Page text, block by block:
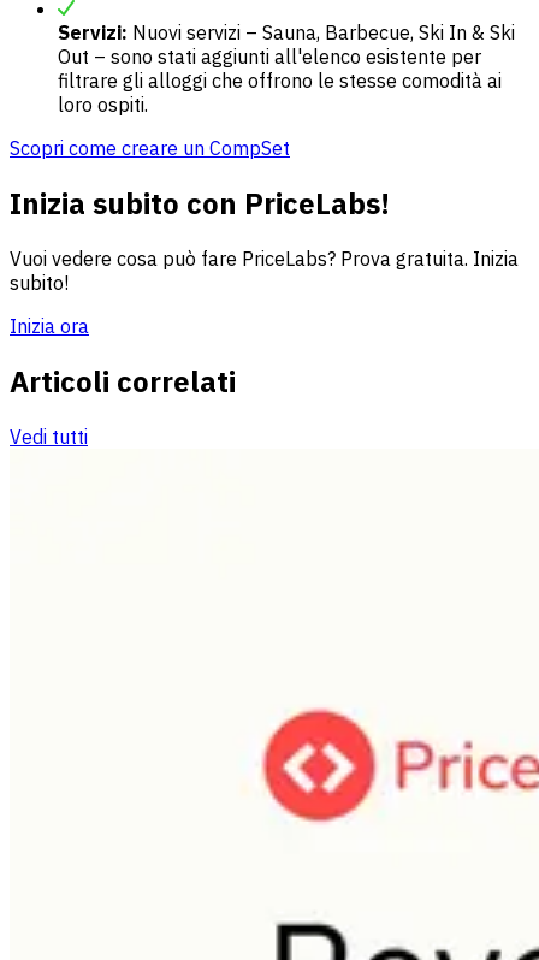
Servizi: Nuovi servizi – Sauna, Barbecue, Ski In & Ski
Out – sono stati aggiunti all'elenco esistente per
filtrare gli alloggi che offrono le stesse comodità ai
loro ospiti.
Scopri come creare un CompSet
Inizia subito con PriceLabs!
Vuoi vedere cosa può fare PriceLabs? Prova gratuita. Inizia
subito!
Inizia ora
Articoli correlati
Vedi tutti